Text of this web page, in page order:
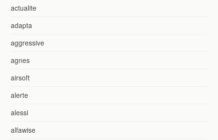
actualite
adapta
aggressive
agnes
airsoft
alerte
alessi
alfawise